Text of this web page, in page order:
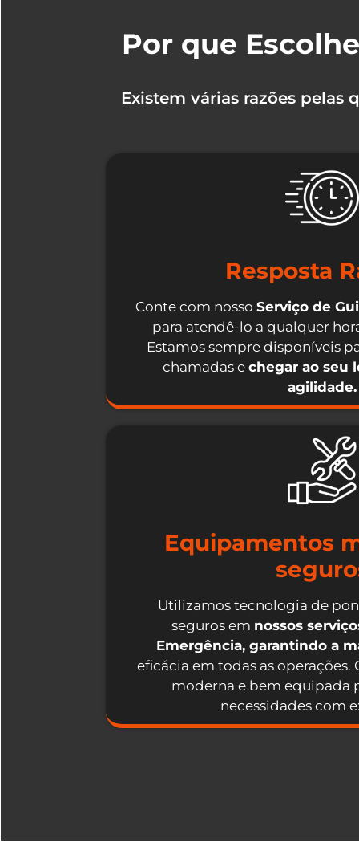
Por que
Existem várias razões
Resposta
Conte com nosso Serviço de
para atendê-lo a qualquer
Estamos sempre disponíveis
chamadas e chegar ao seu
agilidade.
Equipamentos
Utilizamos tecnologia de
seguros em nossos
Emergência, garantindo a
eficácia em todas as operações.
moderna e bem equipada
necessidades com